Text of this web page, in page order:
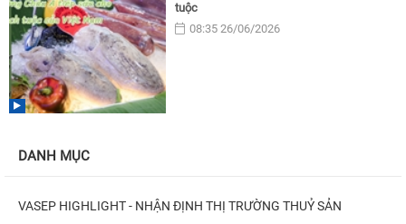
tuộc
08:35 26/06/2026
DANH MỤC
VASEP HIGHLIGHT - NHẬN ĐỊNH THỊ TRƯỜNG THUỶ SẢN